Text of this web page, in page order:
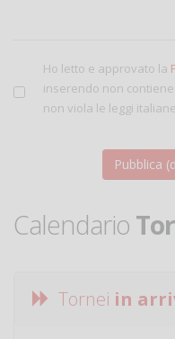
Ho letto e approvato la
inserendo non
non viola le leggi
Calendario
Tornei in